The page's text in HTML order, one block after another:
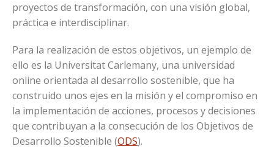
proyectos de transformación, con una visión global,
práctica e interdisciplinar.
Para la realización de estos objetivos, un ejemplo de
ello es la Universitat Carlemany, una universidad
online orientada al desarrollo sostenible, que ha
construido unos ejes en la misión y el compromiso en
la implementación de acciones, procesos y decisiones
que contribuyan a la consecución de los Objetivos de
Desarrollo Sostenible (ODS).